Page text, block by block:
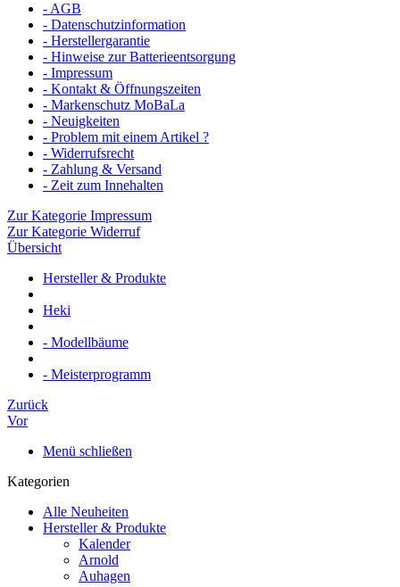
- AGB
- Datenschutzinformation
- Herstellergarantie
- Hinweise zur Batterieentsorgung
- Impressum
- Kontakt & Öffnungszeiten
- Markenschutz MoBaLa
- Neuigkeiten
- Problem mit einem Artikel ?
- Widerrufsrecht
- Zahlung & Versand
- Zeit zum Innehalten
Zur Kategorie Impressum
Zur Kategorie Widerruf
Übersicht
Hersteller & Produkte
Heki
- Modellbäume
- Meisterprogramm
Zurück
Vor
Menü schließen
Kategorien
Alle Neuheiten
Hersteller & Produkte
Kalender
Arnold
Auhagen